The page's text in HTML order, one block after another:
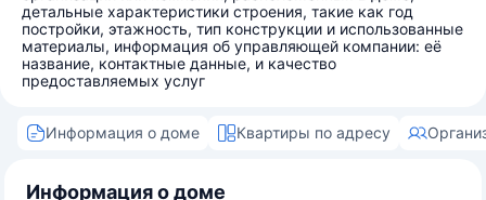
детальные характеристики строения, такие как год
постройки, этажность, тип конструкции и использованные
материалы, информация об управляющей компании: её
название, контактные данные, и качество
предоставляемых услуг
Информация о доме Квартиры по адресу
Информация о доме